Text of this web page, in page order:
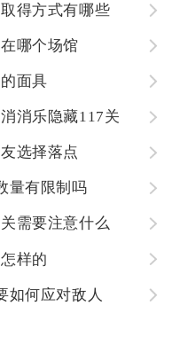
得方式有哪些
哪个场馆
面具
消乐隐藏117关
选择落点
量有限制吗
需要注意什么
样的
如何应对敌人